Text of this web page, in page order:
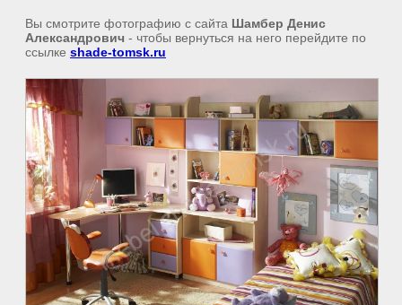
Вы смотрите фотографию с сайта Шамбер Денис
Александрович - чтобы вернуться на него перейдите по
ссылке shade-tomsk.ru